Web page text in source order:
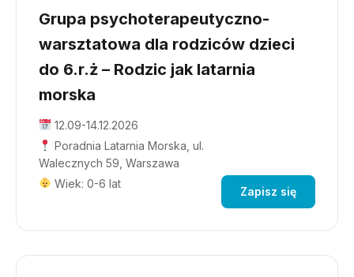
Grupa psychoterapeutyczno-
warsztatowa dla rodziców dzieci
do 6.r.ż – Rodzic jak latarnia
morska
12.09-14.12.2026
Poradnia Latarnia Morska, ul.
Walecznych 59, Warszawa
Wiek: 0-6 lat
Zapisz się